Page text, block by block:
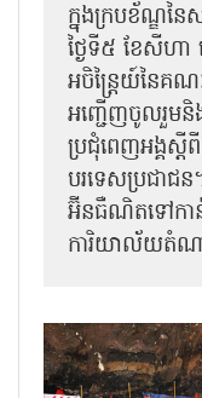
ក្នុងក្របខ័ណ្ឌន
ថ្ងៃទី៥ ខែសី
អចិន្ត្រៃយ៍នៃគ
អញ្ជើញ​ចូលរួមនិ
ប្រជុំពេញអង្គស្តី
បរទេស​ប្រជាជន
អ៊ីនធឺណិតទៅកា
ការិយាល័យតំណ